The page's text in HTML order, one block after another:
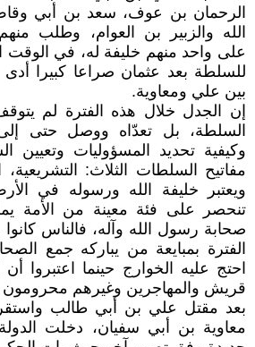
الرحمان بن عوف، سعد بن أبي
الله والزبير بن العوام، وطلب
على واحد منهم خليفة له، في الوقت
للسلطة بعد عثمان صراعا كبيرا
بين علي ومعاوية.
إن الجدل خلال هذه الفترة لم
السلطة، بل تعدّاه ووصل حتى إلى
وكيفية تحديد المسؤوليات وتعيين
مفاتيح السلطات الثلاث: التشريعية،
ويعتبر خليفة الله ورسوله في
تنحصر على فئة معينة من الأمة
صحابة رسول الله وآله، فالناس
الفترة بمبايعة من يباركه جمع
احتج عليه الخوارج حينما اعتبروا
قريش والمهاجرين وغيرهم محرومون
بعد مقتل علي بن أبي طالب
معاوية بن أبي سفيان، دخلت